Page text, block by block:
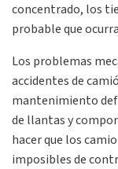
concentrado, los
probable que
Los problemas
accidentes de
mantenimiento
de llantas y
hacer que los
imposibles de